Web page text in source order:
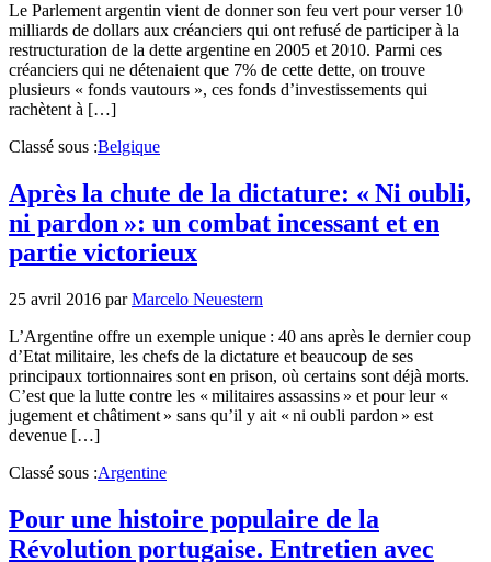
Le Parlement argentin vient de donner son feu vert pour verser 10
milliards de dollars aux créanciers qui ont refusé de participer à la
restructuration de la dette argentine en 2005 et 2010. Parmi ces
créanciers qui ne détenaient que 7% de cette dette, on trouve
plusieurs « fonds vautours », ces fonds d’investissements qui
rachètent à […]
Classé sous :Belgique
Après la chute de la dictature: « Ni oubli,
ni pardon »: un combat incessant et en
partie victorieux
25 avril 2016 parMarcelo Neuestern
L’Argentine offre un exemple unique : 40 ans après le dernier coup
d’Etat militaire, les chefs de la dictature et beaucoup de ses
principaux tortionnaires sont en prison, où certains sont déjà morts.
C’est que la lutte contre les « militaires assassins » et pour leur «
jugement et châtiment » sans qu’il y ait « ni oubli pardon » est
devenue […]
Classé sous :Argentine
Pour une histoire populaire de la
Révolution portugaise. Entretien avec